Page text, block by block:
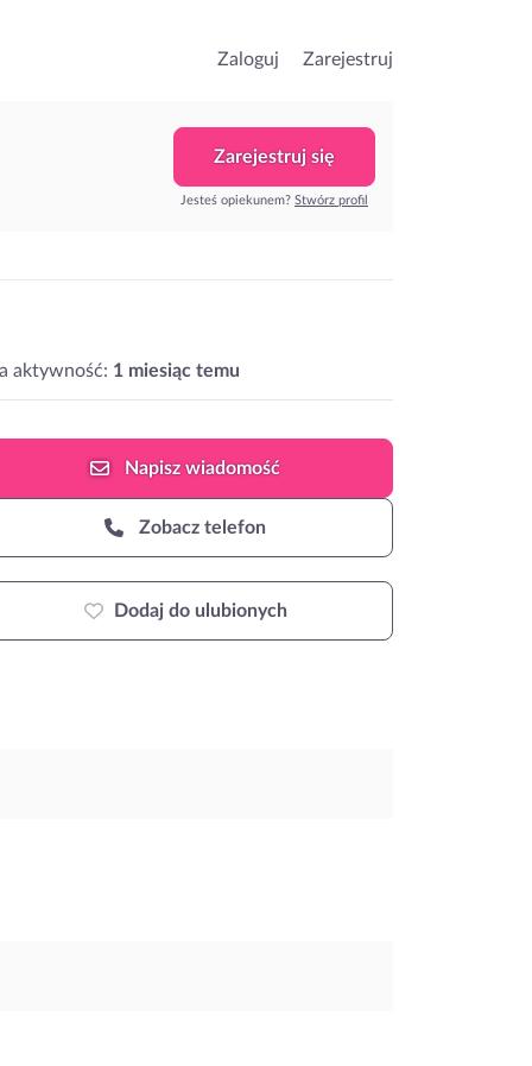
Zaloguj Zarejestruj
Zarejestruj się
Jesteś opiekunem? Stwórz profil
aktywność: 1 miesiąc temu
Napiszwiadomość
Zobacz telefon
Dodaj do ulubionych